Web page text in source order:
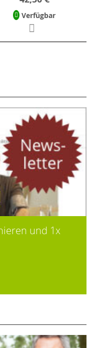
Verfügbar
und 1x